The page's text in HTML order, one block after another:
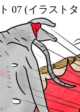
07 (イラスト